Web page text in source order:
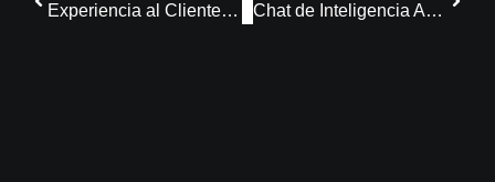
Experiencia al Cliente 2024: Tendencias y Transformación Chat de Inteligencia Artificial: qué es y para qué sirve